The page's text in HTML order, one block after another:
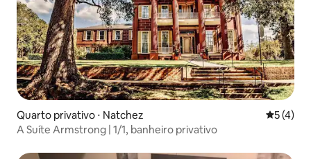
Quarto privativo ⋅ Natchez 5 de
5 (4)
A Suíte Armstrong | 1/1, banheiro privativo